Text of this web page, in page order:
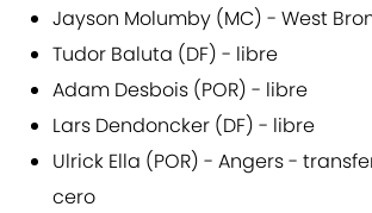
Jayson Molumby (MC) - West
Tudor Baluta (DF) - libre
Adam Desbois (POR) - libre
Lars Dendoncker (DF) - libre
Ulrick Ella (POR) - Angers -
cero